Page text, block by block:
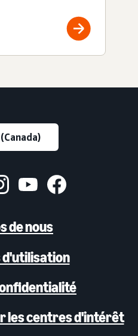
de nous
d'utilisation
les centres d'intérêt